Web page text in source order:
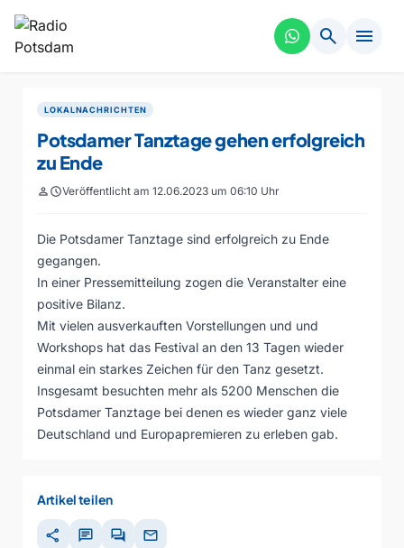
search menu
LOKALNACHRICHTEN
Potsdamer Tanztage gehen erfolgreich
zu Ende
personscheduleVeröffentlicht am 12.06.2023 um 06:10 Uhr
Die Potsdamer Tanztage sind erfolgreich zu Ende
gegangen.
In einer Pressemitteilung zogen die Veranstalter eine
positive Bilanz.
Mit vielen ausverkauften Vorstellungen und und
Workshops hat das Festival an den 13 Tagen wieder
einmal ein starkes Zeichen für den Tanz gesetzt.
Insgesamt besuchten mehr als 5200 Menschen die
Potsdamer Tanztage bei denen es wieder ganz viele
Deutschland und Europapremieren zu erleben gab.
Artikel teilen
share chat forum mail